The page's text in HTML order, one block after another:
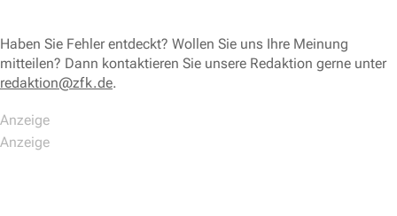
Haben Sie Fehler entdeckt? Wollen Sie uns Ihre Meinung
mitteilen? Dann kontaktieren Sie unsere Redaktion gerne unter
redaktion@zfk.de.